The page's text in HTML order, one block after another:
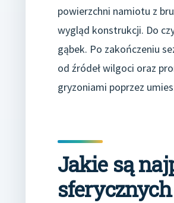
powierzchni namiotu z
wygląd konstrukcji. Do
gąbek. Po zakończeniu
od źródeł wilgoci oraz
gryzoniami poprzez
Jakie są